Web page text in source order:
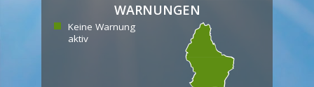
WARNUNGEN
Keine Warnung
aktiv